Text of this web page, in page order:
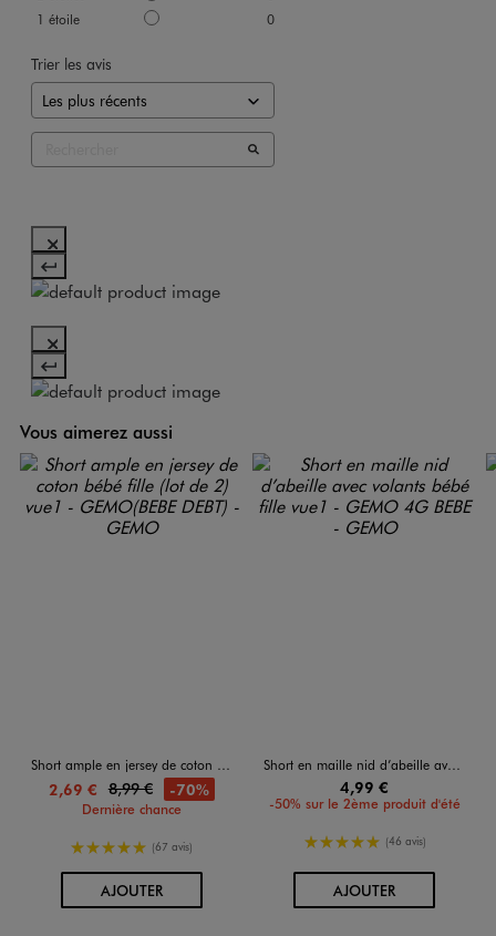
1 étoile 0
Trier les avis
Vous aimerez aussi
Short ample en jersey de coton bébé fille (lot de 2)
2,69 € 8,99 € -70%
Dernière chance
5/5 de moyenne
(67 avis)
AJOUTERAU PANIER
Short en maille nid d’abeille avec volants bébé fille
4,99 €
-50% sur le 2ème produit d'été
5/5 de moyenne
(46 avis)
AJOUTERAU PANIER